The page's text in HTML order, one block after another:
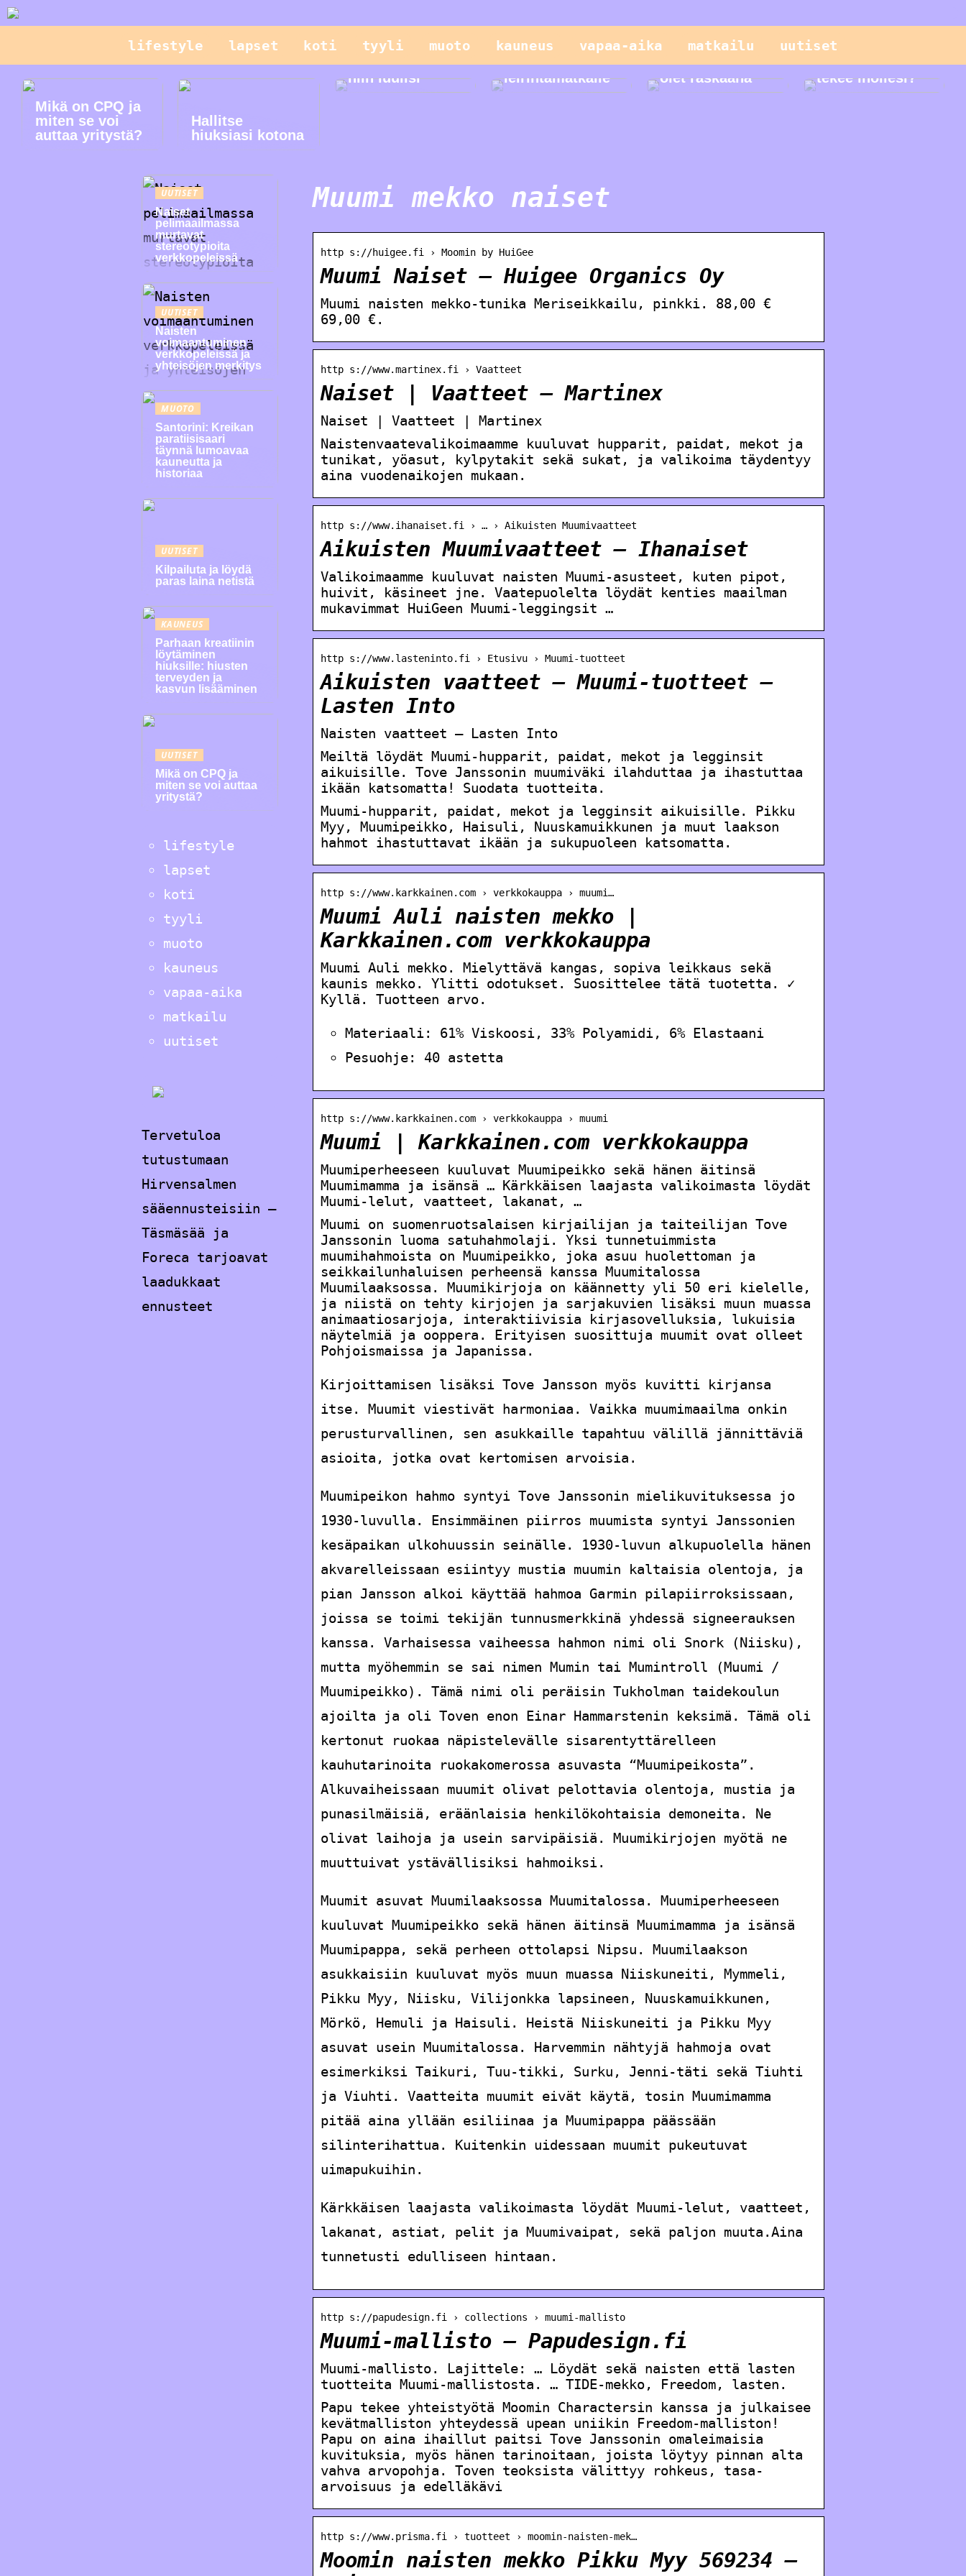
lifestyle lapset koti tyyli muoto kauneus vapaa-aika matkailu uutiset
Mikä on CPQ ja
miten se voi
auttaa yritystä?
Hallitse
hiuksiasi kotona
leikkivät
parhaiten, tai
niin luulisi
Helppo illallinen
leirintämatkalle
geneettisistä
testeistä, kun
olet raskaana
Mitä seerumi
tekee ihollesi?
Muumi mekko naiset
http s://huigee.fi › Moomin by HuiGee
Muumi Naiset – Huigee Organics Oy
Muumi naisten mekko-tunika Meriseikkailu, pinkki. 88,00 €
69,00 €.
http s://www.martinex.fi › Vaatteet
Naiset | Vaatteet – Martinex
Naiset | Vaatteet | Martinex
Naistenvaatevalikoimaamme kuuluvat hupparit, paidat, mekot ja
tunikat, yöasut, kylpytakit sekä sukat, ja valikoima täydentyy
aina vuodenaikojen mukaan.
http s://www.ihanaiset.fi › … › Aikuisten Muumivaatteet
Aikuisten Muumivaatteet – Ihanaiset
Valikoimaamme kuuluvat naisten Muumi-asusteet, kuten pipot,
huivit, käsineet jne. Vaatepuolelta löydät kenties maailman
mukavimmat HuiGeen Muumi-leggingsit …
http s://www.lasteninto.fi › Etusivu › Muumi-tuotteet
Aikuisten vaatteet – Muumi-tuotteet –
Lasten Into
Naisten vaatteet – Lasten Into
Meiltä löydät Muumi-hupparit, paidat, mekot ja legginsit
aikuisille. Tove Janssonin muumiväki ilahduttaa ja ihastuttaa
ikään katsomatta! Suodata tuotteita.
Muumi-hupparit, paidat, mekot ja legginsit aikuisille. Pikku
Myy, Muumipeikko, Haisuli, Nuuskamuikkunen ja muut laakson
hahmot ihastuttavat ikään ja sukupuoleen katsomatta.
http s://www.karkkainen.com › verkkokauppa › muumi…
Muumi Auli naisten mekko |
Karkkainen.com verkkokauppa
Muumi Auli mekko. Mielyttävä kangas, sopiva leikkaus sekä
kaunis mekko. Ylitti odotukset. Suosittelee tätä tuotetta. ✓
Kyllä. Tuotteen arvo.
Materiaali: 61% Viskoosi, 33% Polyamidi, 6% Elastaani
Pesuohje: 40 astetta
http s://www.karkkainen.com › verkkokauppa › muumi
Muumi | Karkkainen.com verkkokauppa
Muumiperheeseen kuuluvat Muumipeikko sekä hänen äitinsä
Muumimamma ja isänsä … Kärkkäisen laajasta valikoimasta löydät
Muumi-lelut, vaatteet, lakanat, …
Muumi on suomenruotsalaisen kirjailijan ja taiteilijan Tove
Janssonin luoma satuhahmolaji. Yksi tunnetuimmista
muumihahmoista on Muumipeikko, joka asuu huolettoman ja
seikkailunhaluisen perheensä kanssa Muumitalossa
Muumilaaksossa. Muumikirjoja on käännetty yli 50 eri kielelle,
ja niistä on tehty kirjojen ja sarjakuvien lisäksi muun muassa
animaatiosarjoja, interaktiivisia kirjasovelluksia, lukuisia
näytelmiä ja ooppera. Erityisen suosittuja muumit ovat olleet
Pohjoismaissa ja Japanissa.
Kirjoittamisen lisäksi Tove Jansson myös kuvitti kirjansa
itse. Muumit viestivät harmoniaa. Vaikka muumimaailma onkin
perusturvallinen, sen asukkaille tapahtuu välillä jännittäviä
asioita, jotka ovat kertomisen arvoisia.
Muumipeikon hahmo syntyi Tove Janssonin mielikuvituksessa jo
1930-luvulla. Ensimmäinen piirros muumista syntyi Janssonien
kesäpaikan ulkohuussin seinälle. 1930-luvun alkupuolella hänen
akvarelleissaan esiintyy mustia muumin kaltaisia olentoja, ja
pian Jansson alkoi käyttää hahmoa Garmin pilapiirroksissaan,
joissa se toimi tekijän tunnusmerkkinä yhdessä signeerauksen
kanssa. Varhaisessa vaiheessa hahmon nimi oli Snork (Niisku),
mutta myöhemmin se sai nimen Mumin tai Mumintroll (Muumi /
Muumipeikko). Tämä nimi oli peräisin Tukholman taidekoulun
ajoilta ja oli Toven enon Einar Hammarstenin keksimä. Tämä oli
kertonut ruokaa näpistelevälle sisarentyttärelleen
kauhutarinoita ruokakomerossa asuvasta “Muumipeikosta”.
Alkuvaiheissaan muumit olivat pelottavia olentoja, mustia ja
punasilmäisiä, eräänlaisia henkilökohtaisia demoneita. Ne
olivat laihoja ja usein sarvipäisiä. Muumikirjojen myötä ne
muuttuivat ystävällisiksi hahmoiksi.
Muumit asuvat Muumilaaksossa Muumitalossa. Muumiperheeseen
kuuluvat Muumipeikko sekä hänen äitinsä Muumimamma ja isänsä
Muumipappa, sekä perheen ottolapsi Nipsu. Muumilaakson
asukkaisiin kuuluvat myös muun muassa Niiskuneiti, Mymmeli,
Pikku Myy, Niisku, Vilijonkka lapsineen, Nuuskamuikkunen,
Mörkö, Hemuli ja Haisuli. Heistä Niiskuneiti ja Pikku Myy
asuvat usein Muumitalossa. Harvemmin nähtyjä hahmoja ovat
esimerkiksi Taikuri, Tuu-tikki, Surku, Jenni-täti sekä Tiuhti
ja Viuhti. Vaatteita muumit eivät käytä, tosin Muumimamma
pitää aina yllään esiliinaa ja Muumipappa päässään
silinterihattua. Kuitenkin uidessaan muumit pukeutuvat
uimapukuihin.
Kärkkäisen laajasta valikoimasta löydät Muumi-lelut, vaatteet,
lakanat, astiat, pelit ja Muumivaipat, sekä paljon muuta.Aina
tunnetusti edulliseen hintaan.
http s://papudesign.fi › collections › muumi-mallisto
Muumi-mallisto – Papudesign.fi
Muumi-mallisto. Lajittele: … Löydät sekä naisten että lasten
tuotteita Muumi-mallistosta. … TIDE-mekko, Freedom, lasten.
Papu tekee yhteistyötä Moomin Charactersin kanssa ja julkaisee
kevätmalliston yhteydessä upean uniikin Freedom-malliston!
Papu on aina ihaillut paitsi Tove Janssonin omaleimaisia
kuvituksia, myös hänen tarinoitaan, joista löytyy pinnan alta
vahva arvopohja. Toven teoksista välittyy rohkeus, tasa-
arvoisuus ja edelläkävi
http s://www.prisma.fi › tuotteet › moomin-naisten-mek…
Moomin naisten mekko Pikku Myy 569234 –
UUTISET
Naiset
pelimaailmassa
murtavat
stereotypioita
verkkopeleissä
UUTISET
Naisten
voimaantuminen
verkkopeleissä ja
yhteisöjen merkitys
MUOTO
Santorini: Kreikan
paratiisisaari
täynnä lumoavaa
kauneutta ja
historiaa
UUTISET
Kilpailuta ja löydä
paras laina netistä
KAUNEUS
Parhaan kreatiinin
löytäminen
hiuksille: hiusten
terveyden ja
kasvun lisääminen
UUTISET
Mikä on CPQ ja
miten se voi auttaa
yritystä?
lifestyle
lapset
koti
tyyli
muoto
kauneus
vapaa-aika
matkailu
uutiset
Tervetuloa
tutustumaan
Hirvensalmen
sääennusteisiin –
Täsmäsää ja
Foreca tarjoavat
laadukkaat
ennusteet